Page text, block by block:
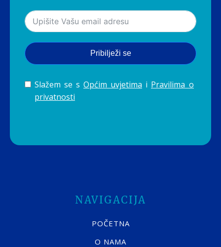
Pribilježi se
Slažem se s Općim uvjetima i Pravilima o
privatnosti
NAVIGACIJA
POČETNA
O NAMA